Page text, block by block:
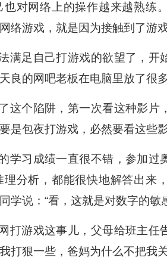
对网络上的操作越来越熟练
络游戏，就是因为接触到了游
满足自己打游戏的欲望了，开
良的网吧老板在电脑里放了很
这个陷阱，第一次看这种影片
是包夜打游戏，必然要看这些影
学习成绩一直很不错，参加过
分析，都能很快地解答出来
学说：“看，这就是对数字的敏
打游戏这事儿，父母给班主任
打狠一些，爸妈为什么不把我关